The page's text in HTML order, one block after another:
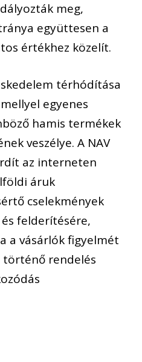
meg,
együttesen a
értékhez közelít.
térhódítása
egyenes
hamis termékek
veszélye. A NAV
az interneten
áruk
cselekmények
felderítésére,
a vásárlók figyelmét
rendelés